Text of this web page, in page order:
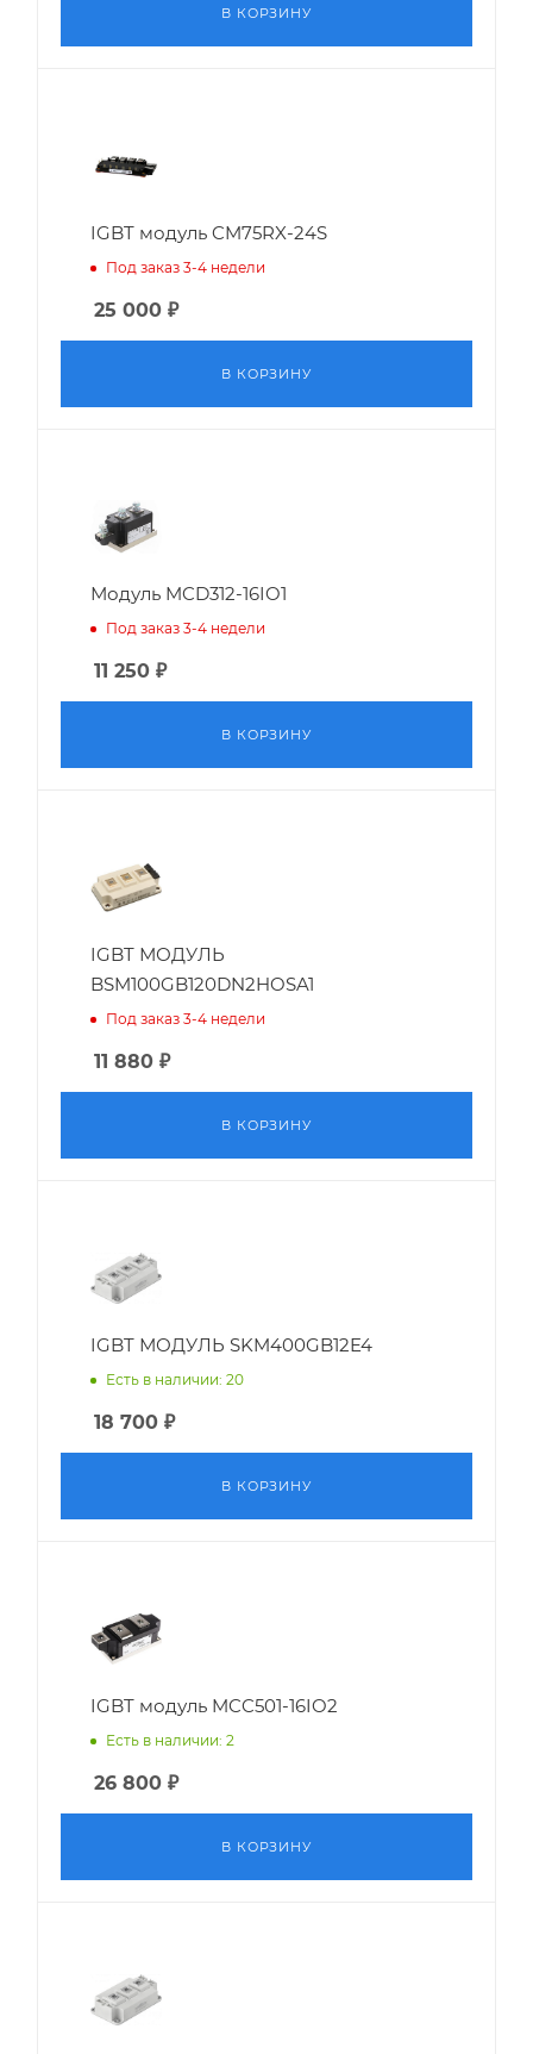
В КОРЗИНУ
IGBT модуль CM75RX-24S
Под заказ 3-4 недели
25 000 ₽
В КОРЗИНУ
Модуль MCD312-16IO1
Под заказ 3-4 недели
11 250 ₽
В КОРЗИНУ
IGBT МОДУЛЬ
BSM100GB120DN2HOSA1
Под заказ 3-4 недели
11 880 ₽
В КОРЗИНУ
IGBT МОДУЛЬ SKM400GB12E4
Есть в наличии: 20
18 700 ₽
В КОРЗИНУ
IGBT модуль MCC501-16IO2
Есть в наличии: 2
26 800 ₽
В КОРЗИНУ